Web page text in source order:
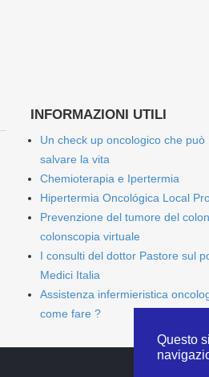
Questo
INFORMAZIONI UTILI
Un check up oncologico che può
salvare la vita
Chemioterapia e Ipertermia
Hipertermia Oncológica Local
Prevenzione del tumore del
colonscopia virtuale
I consulti del dottor Pastore sul
Medici Italia
Assistenza infermieristica
come fare ?